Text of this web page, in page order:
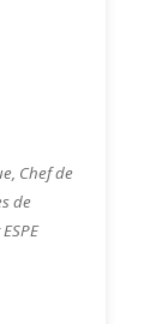
Chef de
de